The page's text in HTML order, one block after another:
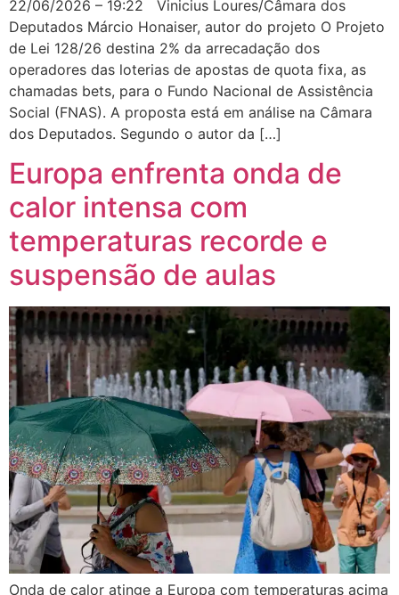
22/06/2026 – 19:22 Vinicius Loures/Câmara dos
Deputados Márcio Honaiser, autor do projeto O Projeto
de Lei 128/26 destina 2% da arrecadação dos
operadores das loterias de apostas de quota fixa, as
chamadas bets, para o Fundo Nacional de Assistência
Social (FNAS). A proposta está em análise na Câmara
dos Deputados. Segundo o autor da […]
Europa enfrenta onda de
calor intensa com
temperaturas recorde e
suspensão de aulas
Onda de calor atinge a Europa com temperaturas acima